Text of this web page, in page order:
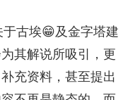
古埃😁及金字塔建
其解说所吸引，更
充资料，甚至提出